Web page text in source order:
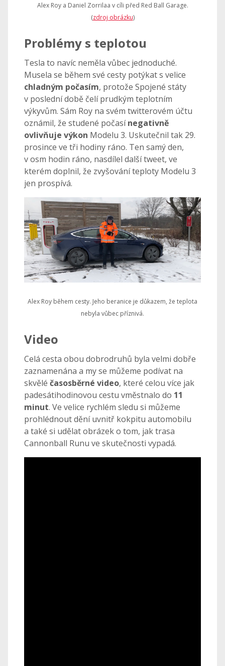
Alex Roy a Daniel Zorrilaa v cíli před Red Ball Garage.
(zdroj obrázku)
Problémy s teplotou
Tesla to navíc neměla vůbec jednoduché.
Musela se během své cesty potýkat s velice
chladným počasím, protože Spojené státy
v poslední době čelí prudkým teplotním
výkyvům. Sám Roy na svém twitterovém účtu
oznámil, že studené počasínegativně
ovlivňuje výkon Modelu 3. Uskutečnil tak 29.
prosince ve tři hodiny ráno. Ten samý den,
v osm hodin ráno, nasdílel další tweet, ve
kterém doplnil, že zvyšování teploty Modelu 3
jen prospívá.
Alex Roy během cesty. Jeho beranice je důkazem, že teplota
nebyla vůbec příznivá.
Video
Celá cesta obou dobrodruhů byla velmi dobře
zaznamenána a my se můžeme podívat na
skvělé časosběrné video, které celou více jak
padesátihodinovou cestu vměstnalo do 11
minut. Ve velice rychlém sledu si můžeme
prohlédnout dění uvnitř kokpitu automobilu
a také si udělat obrázek o tom, jak trasa
Cannonball Runu ve skutečnosti vypadá.